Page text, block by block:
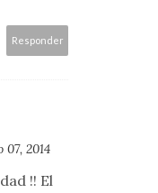
Responder
2014
!! El